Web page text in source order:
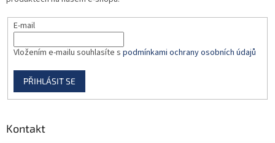
E-mail
Vložením e-mailu souhlasíte s podmínkami ochrany osobních údajů
PŘIHLÁSIT SE
Kontakt